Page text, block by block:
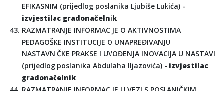
EFIKASNIM (prijedlog poslanika Ljubiše Lukića) -
izvjestilac gradonačelnik
RAZMATRANJE INFORMACIJE O AKTIVNOSTIMA
PEDAGOŠKE INSTITUCIJE O UNAPREĐIVANJU
NASTAVNIČKE PRAKSE I UVOĐENJA INOVACIJA U NASTAVI
(prijedlog poslanika Abdulaha Iljazovića) - izvjestilac
gradonačelnik